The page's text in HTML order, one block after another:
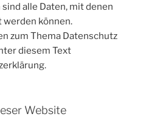
alle Daten, mit denen
können.
zum Thema Datenschutz
diesem Text
Website